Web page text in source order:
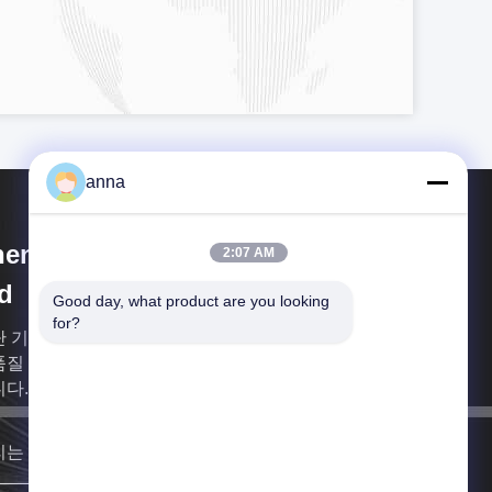
P&O Technology Co.,
기업으로서, 센즈헨 P&O 테크놀로지 주식회사는
질 TFT LCD 디스플레이 모듈에 관여한 전문적 제조
다.
는 최대한 빨리 당신에 되돌아갈 것입니다.
anna
2:07 AM
Good day, what product are you looking
for?